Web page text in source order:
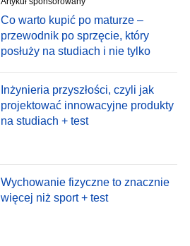
Co warto kupić po maturze –
przewodnik po sprzęcie, który
posłuży na studiach i nie tylko
Inżynieria przyszłości, czyli jak
projektować innowacyjne produkty
na studiach + test
Wychowanie fizyczne to znacznie
więcej niż sport + test